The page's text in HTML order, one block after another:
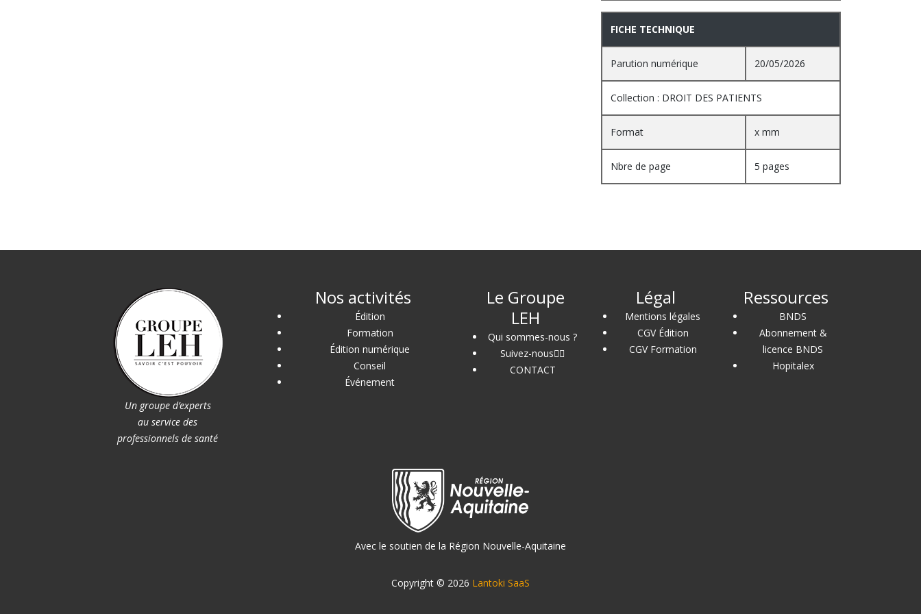
FICHE TECHNIQUE
Parution numérique 20/05/2026
Collection : DROIT DES PATIENTS
Format x mm
Nbre de page 5 pages
Un groupe d’experts
au service des
professionnels de santé
Nos activités
Édition
Formation
Édition numérique
Conseil
Événement
Le Groupe
LEH
Qui sommes-nous ?
Suivez-nous
CONTACT
Légal
Mentions légales
CGV Édition
CGV Formation
Ressources
BNDS
Abonnement &
licence BNDS
Hopitalex
Avec le soutien de la Région Nouvelle-Aquitaine
Copyright © 2026 Lantoki SaaS